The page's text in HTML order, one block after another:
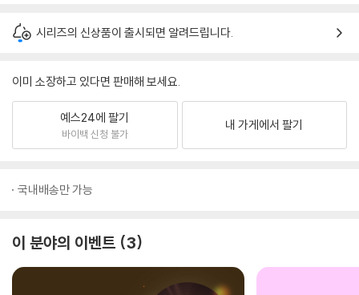
시리즈의 신상품이 출시되면 알려드립니다.
이미 소장하고 있다면 판매해 보세요.
예스24에 팔기
바이백 신청 불가
내 가게에서 팔기
국내배송만 가능
이 분야의 이벤트 3